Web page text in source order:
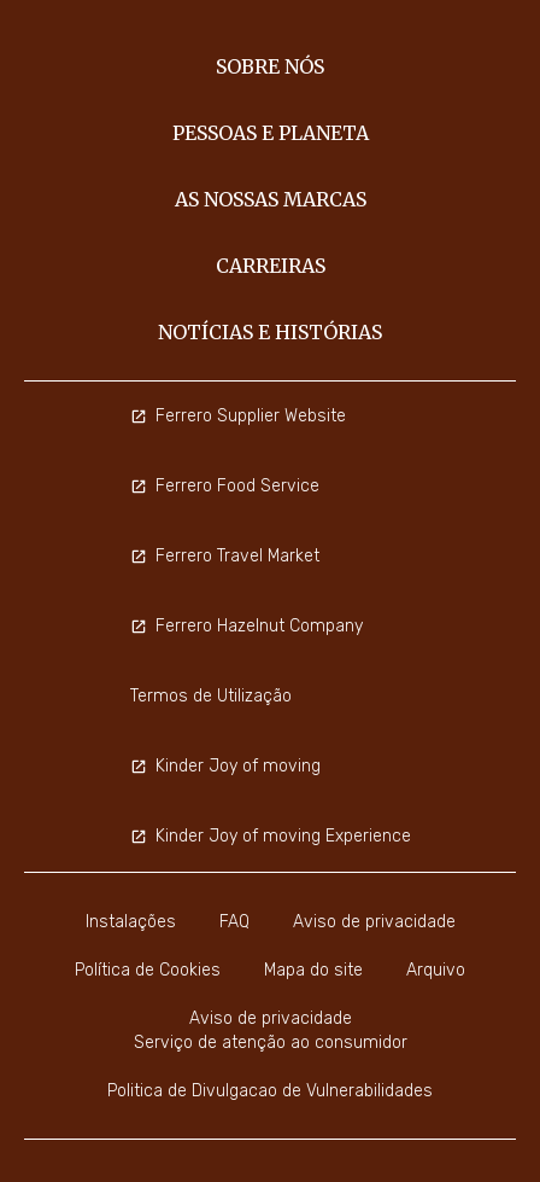
SOBRE NÓS
PESSOAS E PLANETA
AS NOSSAS MARCAS
CARREIRAS
NOTÍCIAS E HISTÓRIAS
Instalações FAQ Aviso de privacidade
Política de Cookies Mapa do site Arquivo
Aviso de privacidade
Serviço de atenção ao consumidor
Politica de Divulgacao de Vulnerabilidades
Ferrero Supplier Website
Ferrero Food Service
Ferrero Travel Market
Ferrero Hazelnut Company
Termos de Utilização
Kinder Joy of moving
Kinder Joy of moving Experience